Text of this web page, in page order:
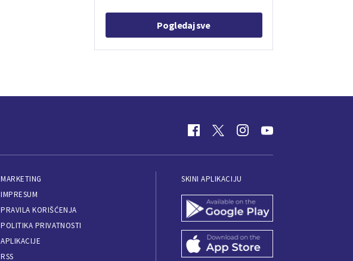
Pogledaj sve
MARKETING
IMPRESUM
PRAVILA KORIŠĆENJA
POLITIKA PRIVATNOSTI
APLIKACIJE
RSS
SKINI APLIKACIJU